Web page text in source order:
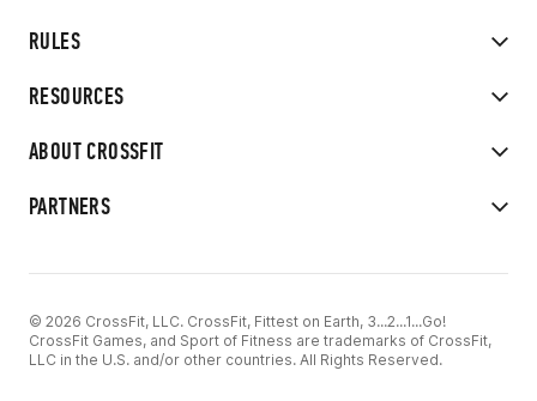
RULES
RESOURCES
ABOUT CROSSFIT
PARTNERS
© 2026 CrossFit, LLC. CrossFit, Fittest on Earth, 3...2...1...Go!
CrossFit Games, and Sport of Fitness are trademarks of CrossFit,
LLC in the U.S. and/or other countries. All Rights Reserved.